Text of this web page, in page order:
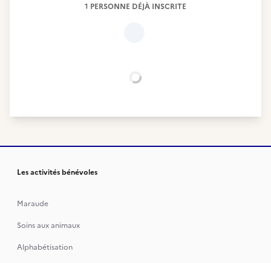
1 PERSONNE DÉJÀ INSCRITE
Chargement...
Les activités bénévoles
Maraude
Soins aux animaux
Alphabétisation